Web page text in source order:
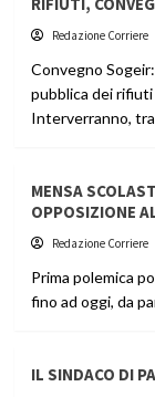
RIFIUTI,
Redazione Corriere
Convegno
pubblica dei rifiuti
Interverranno, tra
MENSA
OPPOSIZIONE
Redazione Corriere
Prima polemica
fino ad oggi, da
IL SINDACO DI